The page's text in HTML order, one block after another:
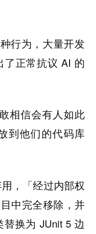
行为，大量开发
了正常抗议 AI 的
相信会有人如此
到他们的代码库
，「经过内部权
中完全移除，并
换为 JUnit 5 边